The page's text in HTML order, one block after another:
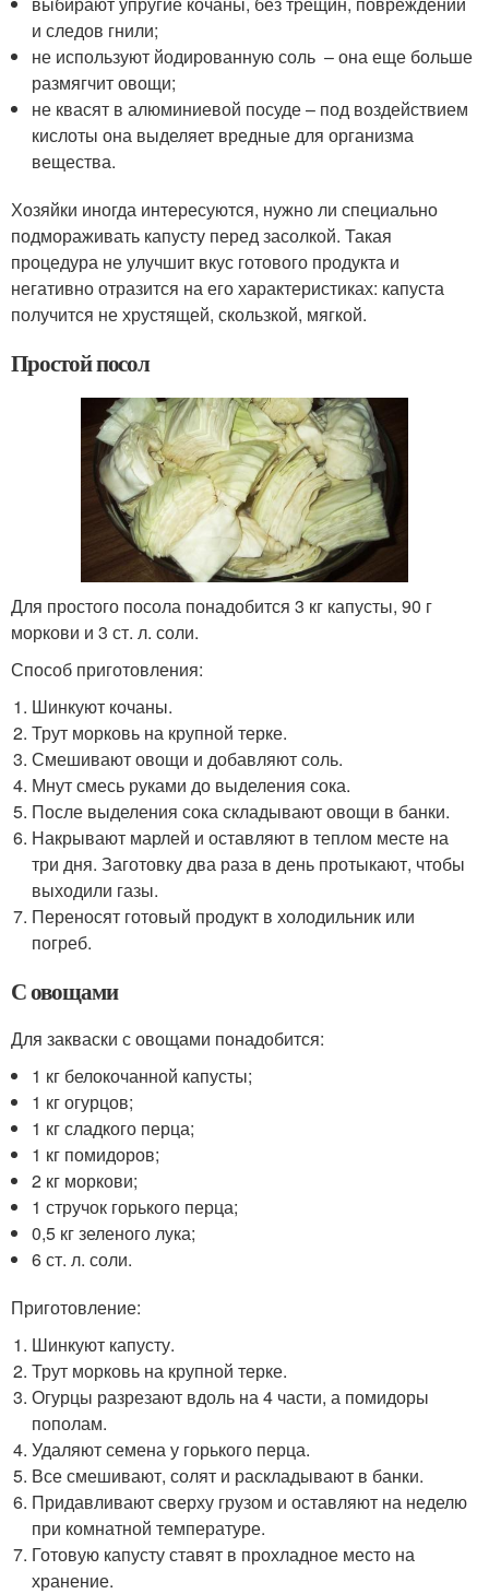
и следов гнили;
не используют йодированную соль – она еще больше
размягчит овощи;
не квасят в алюминиевой посуде – под воздействием
кислоты она выделяет вредные для организма
вещества.
Хозяйки иногда интересуются, нужно ли специально
подмораживать капусту перед засолкой. Такая
процедура не улучшит вкус готового продукта и
негативно отразится на его характеристиках: капуста
получится не хрустящей, скользкой, мягкой.
Простой посол
Для простого посола понадобится 3 кг капусты, 90 г
моркови и 3 ст. л. соли.
Способ приготовления:
Шинкуют кочаны.
Трут морковь на крупной терке.
Смешивают овощи и добавляют соль.
Мнут смесь руками до выделения сока.
После выделения сока складывают овощи в банки.
Накрывают марлей и оставляют в теплом месте на
три дня. Заготовку два раза в день протыкают, чтобы
выходили газы.
Переносят готовый продукт в холодильник или
погреб.
С овощами
Для закваски с овощами понадобится:
1 кг белокочанной капусты;
1 кг огурцов;
1 кг сладкого перца;
1 кг помидоров;
2 кг моркови;
1 стручок горького перца;
0,5 кг зеленого лука;
6 ст. л. соли.
Приготовление:
Шинкуют капусту.
Трут морковь на крупной терке.
Огурцы разрезают вдоль на 4 части, а помидоры
пополам.
Удаляют семена у горького перца.
Все смешивают, солят и раскладывают в банки.
Придавливают сверху грузом и оставляют на неделю
при комнатной температуре.
Готовую капусту ставят в прохладное место на
хранение.